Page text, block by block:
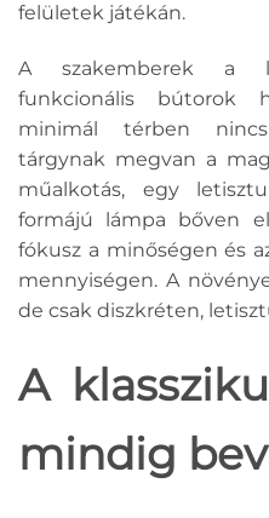
felületek játékán.
A szakemberek a
funkcionális bútorok
minimál térben
tárgynak megvan a
műalkotás, egy
formájú lámpa bőven
fókusz a minőségen és
mennyiségen. A
de csak diszkréten,
A
mindig